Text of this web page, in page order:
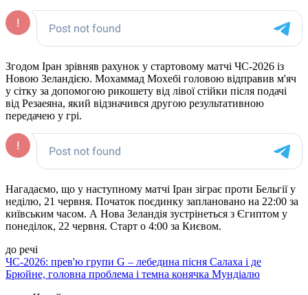
Згодом Іран зрівняв рахунок у стартовому матчі ЧС-2026 із
Новою Зеландією. Мохаммад Мохебі головою відправив м'яч
у сітку за допомогою рикошету від лівої стійки після подачі
від Резаеяна, який відзначився другою результативною
передачею у грі.
Нагадаємо, що у наступному матчі Іран зіграє проти Бельгії у
неділю, 21 червня. Початок поєдинку заплановано на 22:00 за
київським часом. А Нова Зеландія зустрінеться з Єгиптом у
понеділок, 22 червня. Старт о 4:00 за Києвом.
до речі
ЧС-2026: прев'ю групи G – лебедина пісня Салаха і де
Брюйне, головна проблема і темна конячка Мундіалю